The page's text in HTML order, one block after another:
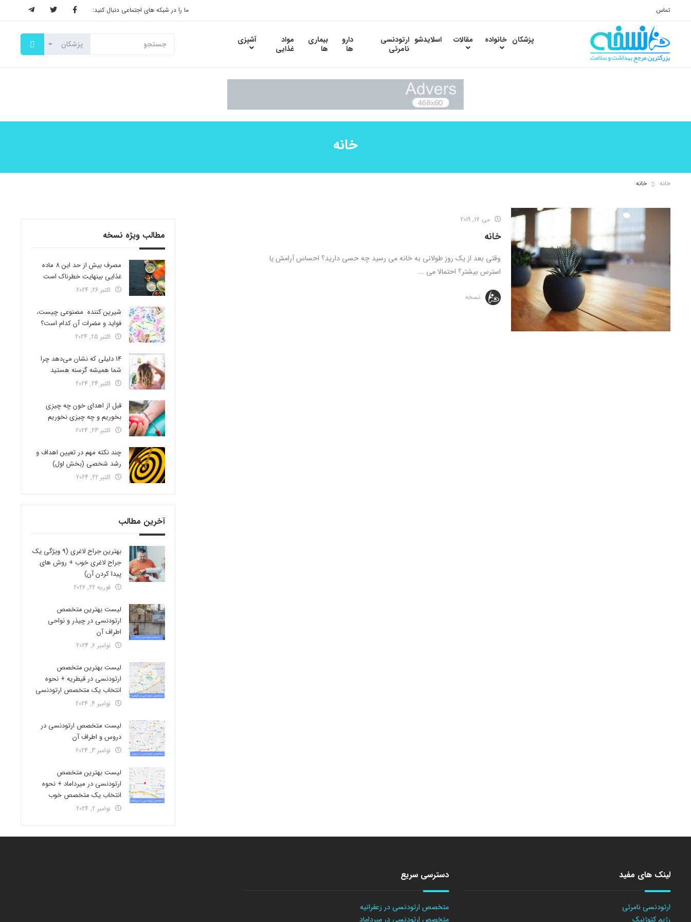
تماس ما را در شبکه های اجتماعی دنبال کنید:
پزشکان خانواده مقالات اسلایدشو ارتودنسی
نامرئی
دارو
ها
بیماری
ها
مواد
غذایی
آشپزی
خانه
خانه خانه
می 17, 2019
خانه
وقتی بعد از یک روز طولانی به خانه می رسید چه حسی دارید؟ احساس آرامش یا
استرس بیشتر؟ احتمالا می ...
نسخه
مطالب ویژه نسخه
مصرف بیش از حد این 8 ماده
غذایی بینهایت خطرناک است
اکتبر 26, 2024
شیرین کننده مصنوعی چیست،
فواید و مضرات آن کدام است؟
اکتبر 25, 2024
14 دلیلی که نشان می‌دهد چرا
شما همیشه گرسنه هستید
اکتبر 24, 2024
قبل از اهدای خون چه چیزی
بخوریم و چه چیزی نخوریم
اکتبر 23, 2024
چند نکته مهم در تعیین اهداف و
رشد شخصی (بخش اول)
اکتبر 22, 2024
آخرین مطالب
بهترین جراح لاغری (9 ویژگی یک
جراح لاغری خوب + روش های
پیدا کردن آن)
فوریه 22, 2026
لیست بهترین متخصص
ارتودنسی در چیذر و نواحی
اطراف آن
نوامبر 6, 2024
لیست بهترین متخصص
ارتودنسی در قیطریه + نحوه
انتخاب یک متخصص ارتودنسی
نوامبر 4, 2024
لیست متخصص ارتودنسی در
دروس و اطراف آن
نوامبر 3, 2024
لیست بهترین متخصص
ارتودنسی در میرداماد + نحوه
انتخاب یک متخصص خوب
نوامبر 2, 2024
لینک های مفید
ارتودنسی نامرئی
رژیم کتوژنیک
دسترسی سریع
متخصص ارتودنسی در زعفرانیه
متخصص ارتودنسی در میرداماد